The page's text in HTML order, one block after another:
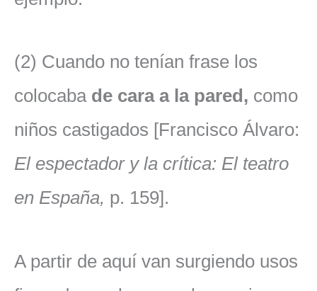
(2) Cuando no tenían frase los
colocaba de cara a la pared, como
niños castigados [Francisco Álvaro:
El espectador y la crítica: El teatro
en España, p. 159].
A partir de aquí van surgiendo usos